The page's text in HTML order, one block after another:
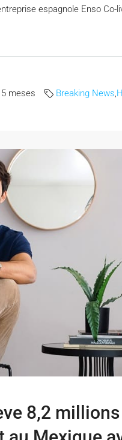
espagnole Enso
meses Breaking News,
8,2 millions